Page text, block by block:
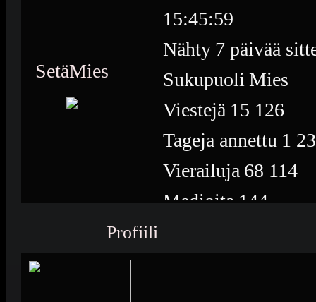
SetäMies
15:45:59
Nähty 7 päivää
Sukupuoli Mies
Viestejä 15 126
Tageja annettu 1
Vierailuja 68 114
Medioita 144
Profiili